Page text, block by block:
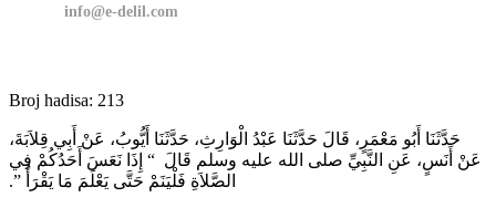
info@e-delil.com
Broj hadisa: 213
حَدَّثَنَا أَبُو مَعْمَرٍ، قَالَ حَدَّثَنَا عَبْدُ الْوَارِثِ، حَدَّثَنَا أَيُّوبُ، عَنْ أَبِي قِلاَبَةَ،
عَنْ أَنَسٍ، عَنِ النَّبِيِّ صلى الله عليه وسلم قَالَ ‏ “‏ إِذَا نَعَسَ أَحَدُكُمْ فِي
الصَّلاَةِ فَلْيَنَمْ حَتَّى يَعْلَمَ مَا يَقْرَأُ ‏”‏‏.‏